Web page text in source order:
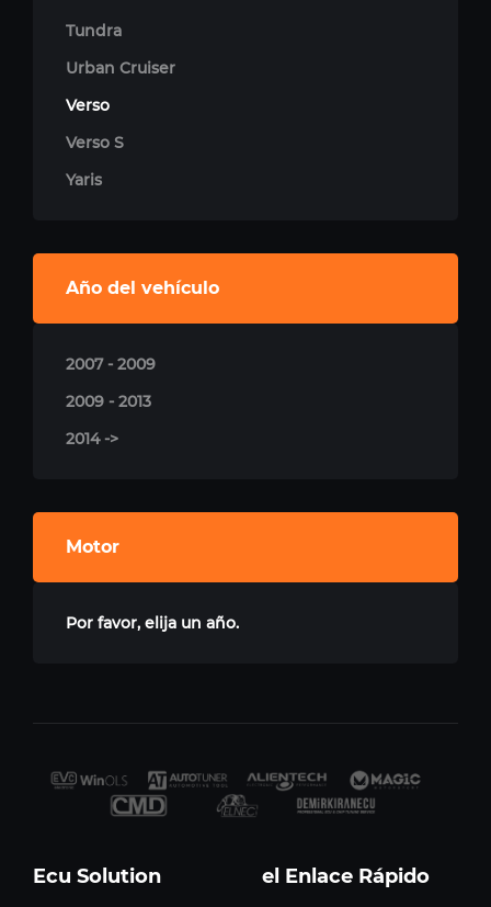
Tundra
Urban Cruiser
Verso
Verso S
Yaris
Año del vehículo
2007 - 2009
2009 - 2013
2014 ->
Motor
Por favor, elija un año.
Ecu Solution el Enlace Rápido